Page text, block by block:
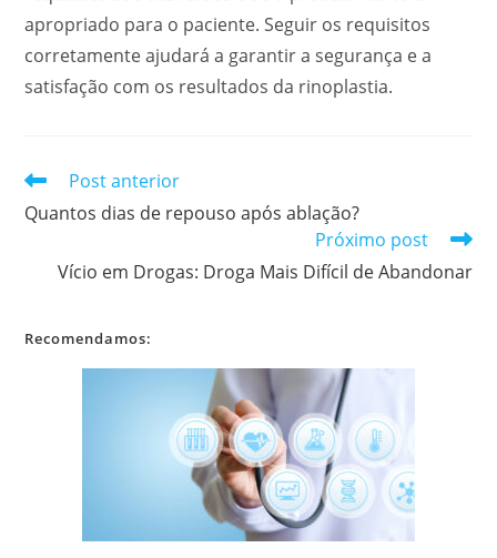
apropriado para o paciente. Seguir os requisitos
corretamente ajudará a garantir a segurança e a
satisfação com os resultados da rinoplastia.
Leia
artigos
Post anterior
Quantos dias de repouso após ablação?
Próximo post
Vício em Drogas: Droga Mais Difícil de Abandonar
Recomendamos: